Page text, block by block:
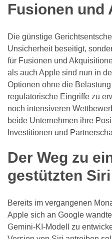
Fusionen und
Die günstige
Unsicherheit beseitigt,
für Fusionen und
als auch Apple sind nun in
Optionen ohne die
regulatorische Eingriffe zu
noch intensiveren
beide Unternehmen ihre
Investitionen und
Der Weg zu
gestützten Siri
Bereits im vergangenen
Apple sich an Google
Gemini-KI-Modell zu